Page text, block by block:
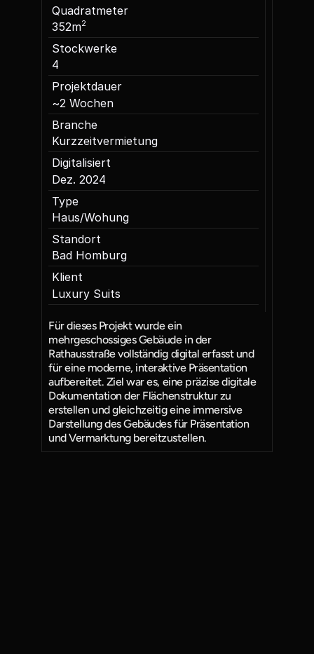
Quadratmeter
352m2
Stockwerke
4
Projektdauer
~2 Wochen
Branche
Kurzzeitvermietung
Digitalisiert
Dez. 2024
Type
Haus/Wohung
Standort
Bad Homburg
Klient
Luxury Suits
Für dieses Projekt wurde ein
mehrgeschossiges Gebäude in der
Rathausstraße vollständig digital erfasst und
für eine moderne, interaktive Präsentation
aufbereitet. Ziel war es, eine präzise digitale
Dokumentation der Flächenstruktur zu
erstellen und gleichzeitig eine immersive
Darstellung des Gebäudes für Präsentation
und Vermarktung bereitzustellen.